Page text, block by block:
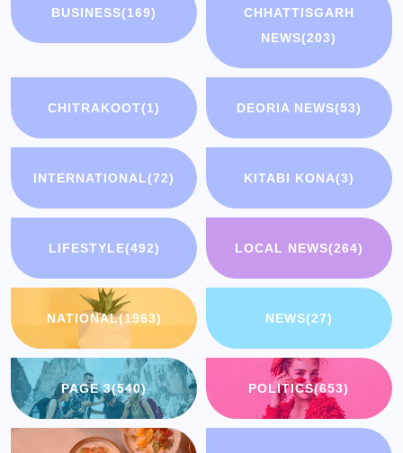
BUSINESS(169)
CHHATTISGARH
NEWS(203)
CHITRAKOOT(1) DEORIA NEWS(53)
INTERNATIONAL(72) KITABI KONA(3)
LIFESTYLE(492) LOCAL NEWS(264)
NATIONAL(1963) NEWS(27)
PAGE 3(540) POLITICS(653)